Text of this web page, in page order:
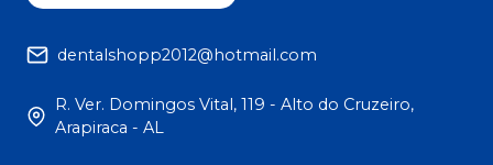
dentalshopp2012@hotmail.com
R. Ver. Domingos Vital, 119 - Alto do Cruzeiro,
Arapiraca - AL